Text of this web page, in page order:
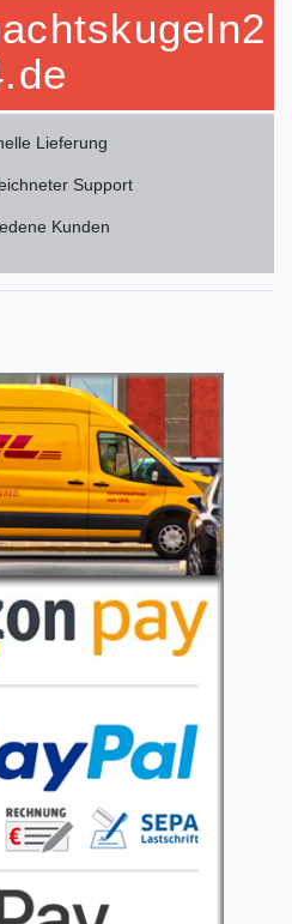
Lieferung
Support
Kunden